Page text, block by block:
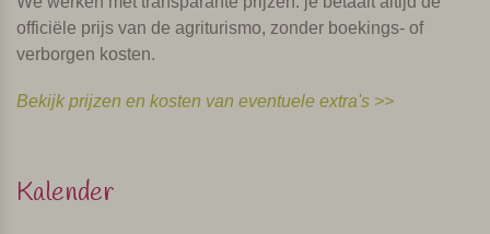
officiële prijs van de agriturismo, zonder boekings- of
verborgen kosten.
Bekijk prijzen en kosten van eventuele extra's >>
Kalender